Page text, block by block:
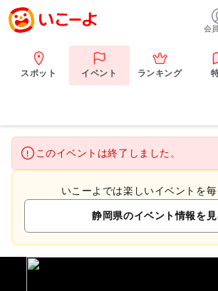
会
スポット イベント ランキング
このイベントは終了しました。
いこーよでは楽しいイベントを毎
静岡県のイベント情報を見